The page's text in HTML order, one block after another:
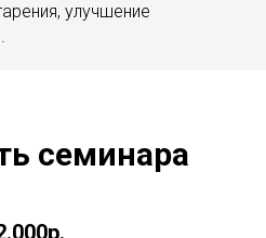
улучшение
семинара